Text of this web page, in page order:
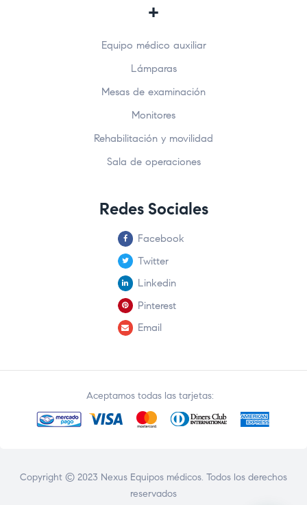
+
Equipo médico auxiliar
Lámparas
Mesas de examinación
Monitores
Rehabilitación y movilidad
Sala de operaciones
Redes Sociales
Facebook
Twitter
Linkedin
Pinterest
Email
Aceptamos todas las tarjetas:
Copyright © 2023 Nexus Equipos médicos. Todos los derechos
reservados